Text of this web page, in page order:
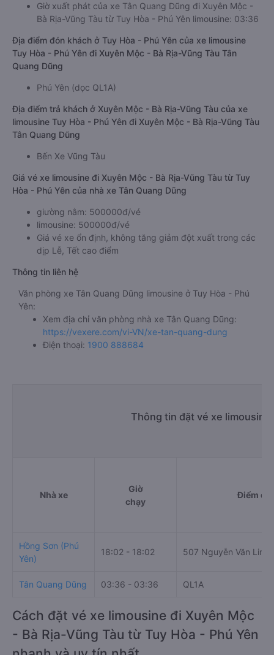
Giờ xuất phát của xe Tân Quang Dũng đi Xuyên Mộc -
Bà Rịa-Vũng Tàu từ Tuy Hòa - Phú Yên limousine: 03:36
Địa điểm đón khách ở Tuy Hòa - Phú Yên của xe limousine
Tuy Hòa - Phú Yên đi Xuyên Mộc - Bà Rịa-Vũng Tàu Tân
Quang Dũng
Phú Yên (dọc QL1A)
Địa điểm trả khách ở Xuyên Mộc - Bà Rịa-Vũng Tàu của xe
limousine Tuy Hòa - Phú Yên đi Xuyên Mộc - Bà Rịa-Vũng Tàu
Tân Quang Dũng
Bến Xe Vũng Tàu
Giá vé xe limousine đi Xuyên Mộc - Bà Rịa-Vũng Tàu từ Tuy
Hòa - Phú Yên của nhà xe Tân Quang Dũng
giường nằm: 500000đ/vé
limousine: 500000đ/vé
Giá vé xe ổn định, không tăng giảm đột xuất trong các
dịp Lễ, Tết cao điểm
Thông tin liên hệ
Văn phòng xe Tân Quang Dũng limousine ở Tuy Hòa - Phú
Yên:
Xem địa chỉ văn phòng nhà xe Tân Quang Dũng:
https://vexere.com/vi-VN/xe-tan-quang-dung
Điện thoại: 1900 888684
Thông tin đặt vé xe
Nhà xe
Giờ
chạy
Điểm đi
Hồng Sơn (Phú
Yên)
18:02 - 18:02 507 Nguyễn Văn Linh
Tân Quang Dũng 03:36 - 03:36 QL1A
Cách đặt vé xe limousine đi Xuyên Mộc
- Bà Rịa-Vũng Tàu từ Tuy Hòa - Phú Yên